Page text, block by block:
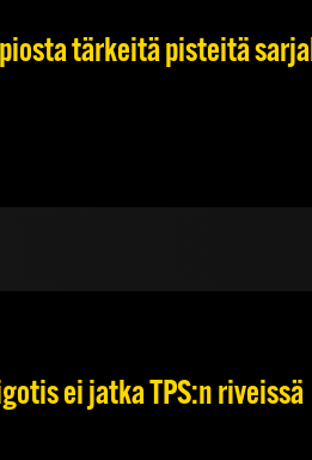
tärkeitä pisteitä
ei jatka TPS:n riveissä